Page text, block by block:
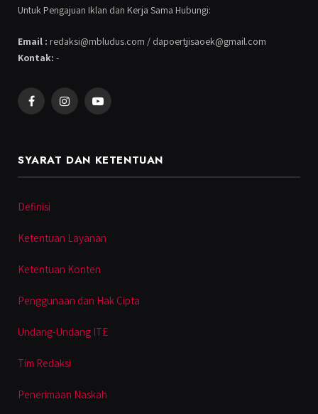
Untuk Pengajuan Iklan dan Kerja Sama Hubungi:
Email : redaksi@mbludus.com / dapoertjisaoek@gmail.com
Kontak: -
FacebookInstagramYouTube
SYARAT DAN KETENTUAN
Definisi
Ketentuan Layanan
Ketentuan Konten
Penggunaan dan Hak Cipta
Undang-Undang ITE
Tim Redaksi
Penerimaan Naskah